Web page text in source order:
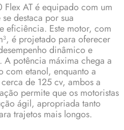
Flex AT é equipado com um
destaca por sua
eficiência. Este motor, com
é projetado para oferecer
dinâmico e
potência máxima chega a
com etanol, enquanto a
de 125 cv, ambos a
permite que os motoristas
ágil, apropriada tanto
trajetos mais longos.